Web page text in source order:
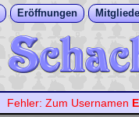
Eröffnungen
Fehler: Zum Usernamen